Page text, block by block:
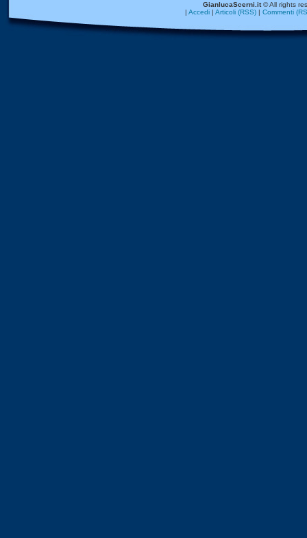
GianlucaScerni.it© All rights
| Accedi| Articoli (RSS)| Commenti